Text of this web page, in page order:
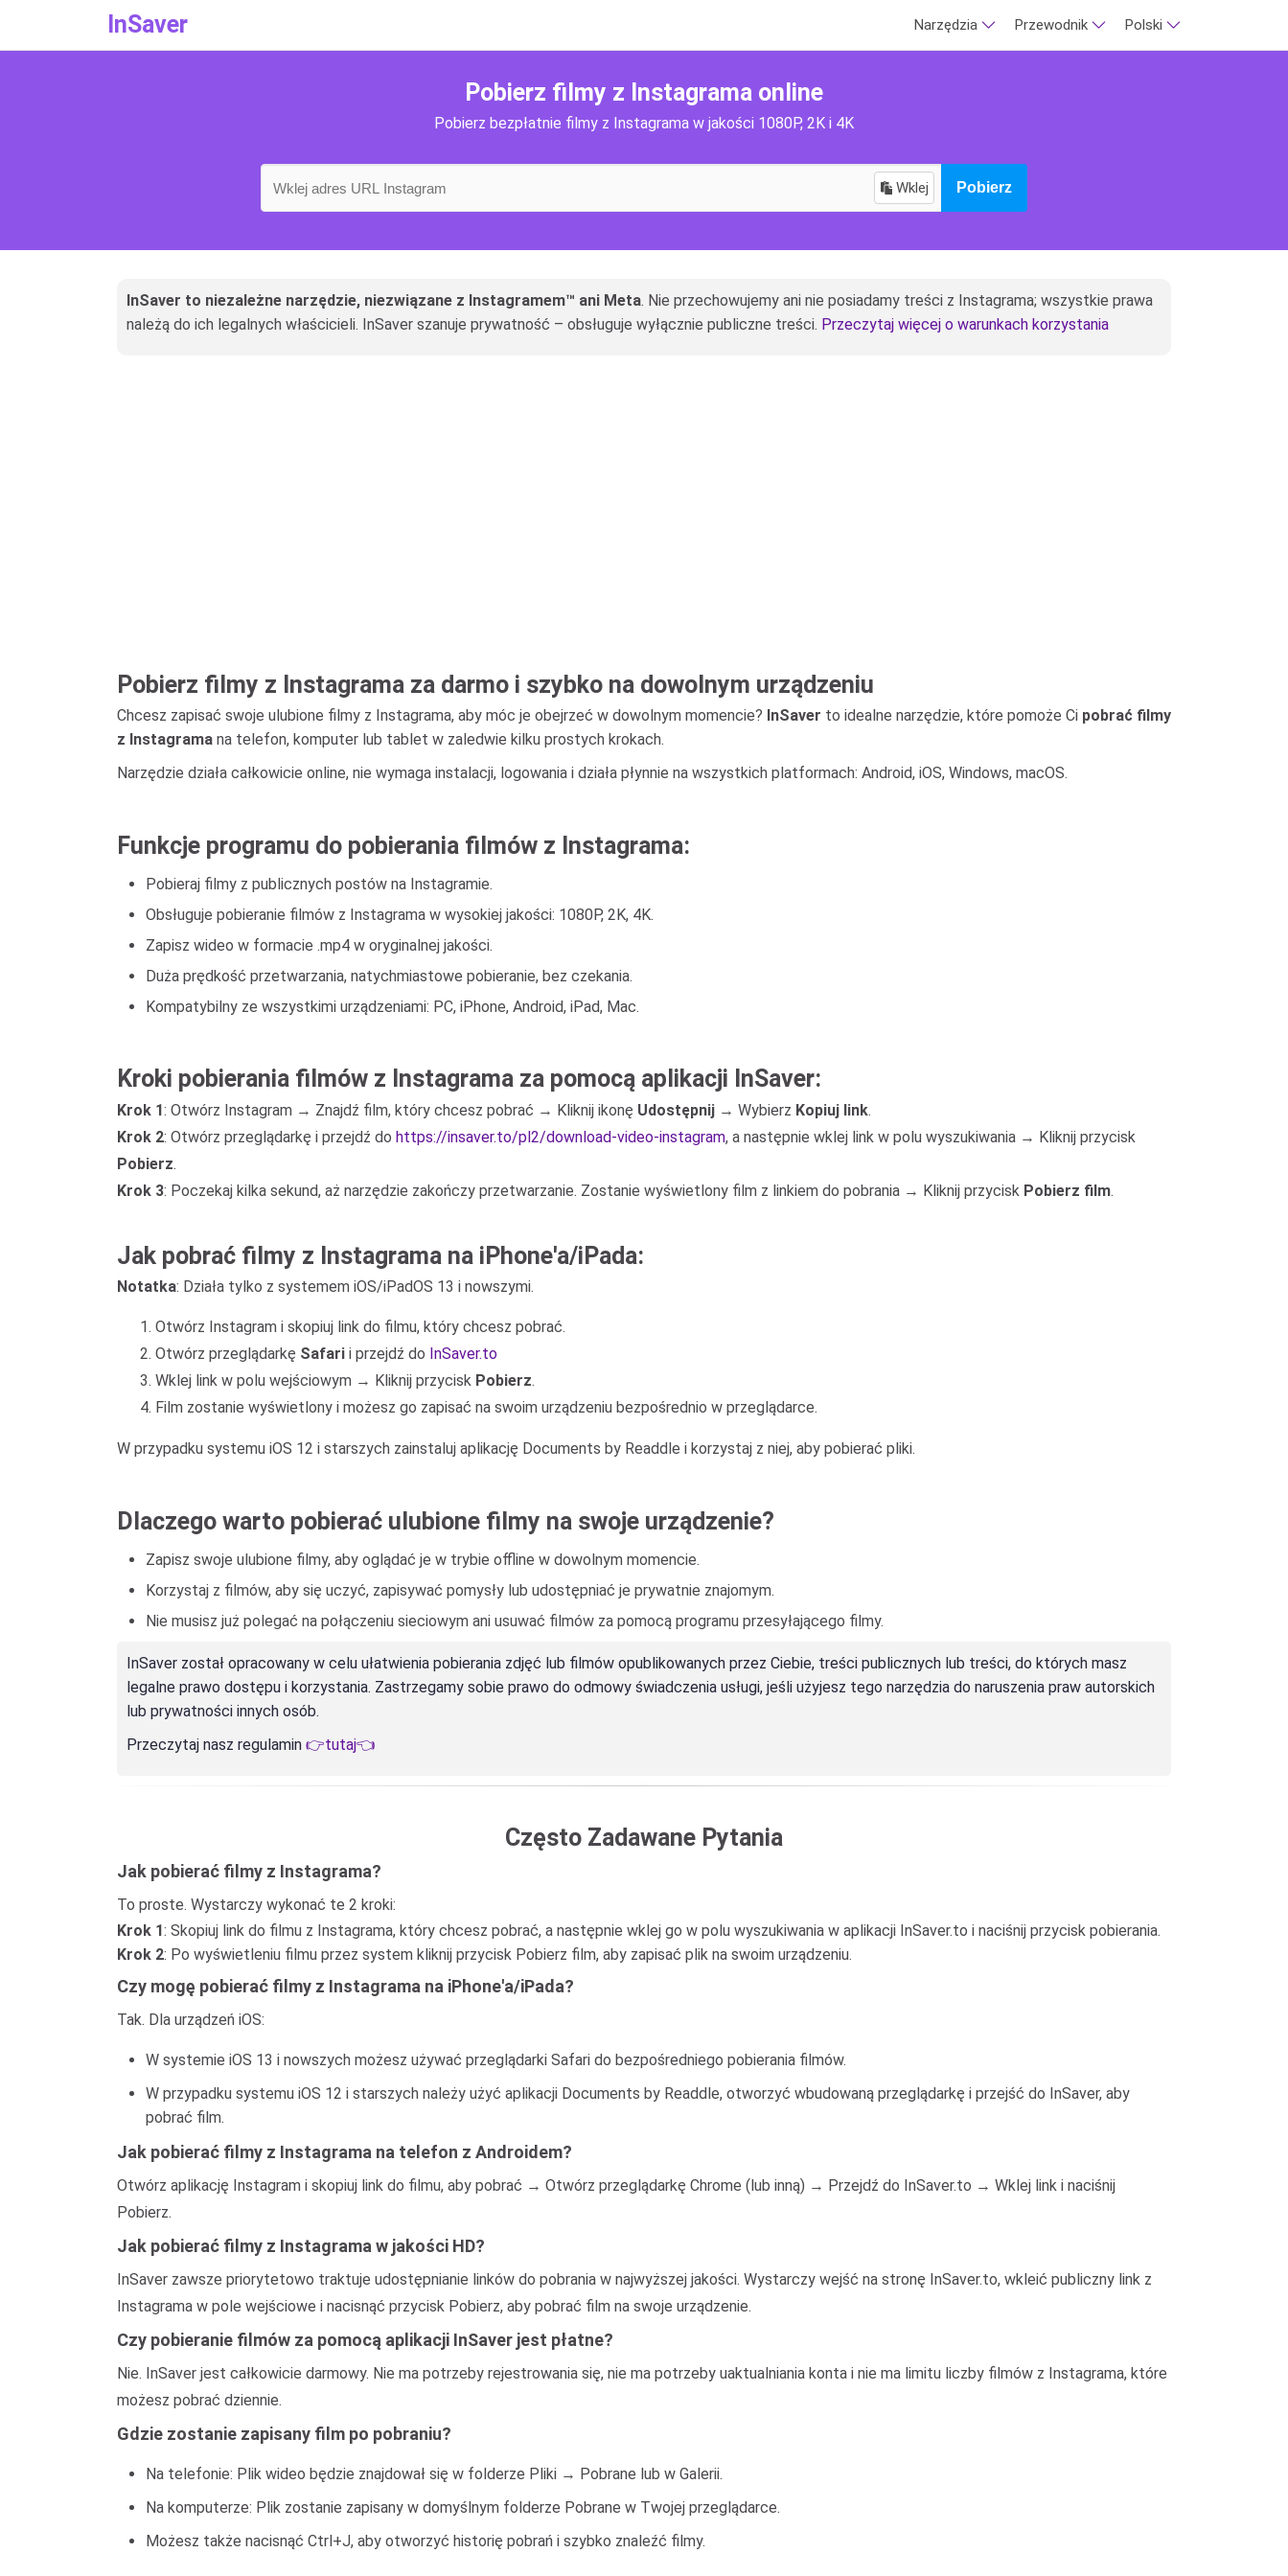
InSaver Narzędzia Przewodnik Polski
Pobierz filmy z Instagrama online
Pobierz bezpłatnie filmy z Instagrama w jakości 1080P, 2K i 4K
Wklej Pobierz
InSaver to niezależne narzędzie, niezwiązane z Instagramem™ ani Meta. Nie przechowujemy ani nie posiadamy treści z Instagrama; wszystkie prawa
należą do ich legalnych właścicieli. InSaver szanuje prywatność – obsługuje wyłącznie publiczne treści. Przeczytaj więcej o warunkach korzystania
Pobierz filmy z Instagrama za darmo i szybko na dowolnym urządzeniu
Chcesz zapisać swoje ulubione filmy z Instagrama, aby móc je obejrzeć w dowolnym momencie? InSaver to idealne narzędzie, które pomoże Ci pobrać filmy
z Instagrama na telefon, komputer lub tablet w zaledwie kilku prostych krokach.
Narzędzie działa całkowicie online, nie wymaga instalacji, logowania i działa płynnie na wszystkich platformach: Android, iOS, Windows, macOS.
Funkcje programu do pobierania filmów z Instagrama:
Pobieraj filmy z publicznych postów na Instagramie.
Obsługuje pobieranie filmów z Instagrama w wysokiej jakości: 1080P, 2K, 4K.
Zapisz wideo w formacie .mp4 w oryginalnej jakości.
Duża prędkość przetwarzania, natychmiastowe pobieranie, bez czekania.
Kompatybilny ze wszystkimi urządzeniami: PC, iPhone, Android, iPad, Mac.
Kroki pobierania filmów z Instagrama za pomocą aplikacji InSaver:
Krok 1: Otwórz Instagram → Znajdź film, który chcesz pobrać → Kliknij ikonę Udostępnij → Wybierz Kopiuj link.
Krok 2: Otwórz przeglądarkę i przejdź do https://insaver.to/pl2/download-video-instagram, a następnie wklej link w polu wyszukiwania → Kliknij przycisk
Pobierz.
Krok 3: Poczekaj kilka sekund, aż narzędzie zakończy przetwarzanie. Zostanie wyświetlony film z linkiem do pobrania → Kliknij przycisk Pobierz film.
Jak pobrać filmy z Instagrama na iPhone'a/iPada:
Notatka: Działa tylko z systemem iOS/iPadOS 13 i nowszymi.
Otwórz Instagram i skopiuj link do filmu, który chcesz pobrać.
Otwórz przeglądarkę Safari i przejdź do InSaver.to
Wklej link w polu wejściowym → Kliknij przycisk Pobierz.
Film zostanie wyświetlony i możesz go zapisać na swoim urządzeniu bezpośrednio w przeglądarce.
W przypadku systemu iOS 12 i starszych zainstaluj aplikację Documents by Readdle i korzystaj z niej, aby pobierać pliki.
Dlaczego warto pobierać ulubione filmy na swoje urządzenie?
Zapisz swoje ulubione filmy, aby oglądać je w trybie offline w dowolnym momencie.
Korzystaj z filmów, aby się uczyć, zapisywać pomysły lub udostępniać je prywatnie znajomym.
Nie musisz już polegać na połączeniu sieciowym ani usuwać filmów za pomocą programu przesyłającego filmy.
InSaver został opracowany w celu ułatwienia pobierania zdjęć lub filmów opublikowanych przez Ciebie, treści publicznych lub treści, do których masz
legalne prawo dostępu i korzystania. Zastrzegamy sobie prawo do odmowy świadczenia usługi, jeśli użyjesz tego narzędzia do naruszenia praw autorskich
lub prywatności innych osób.
Przeczytaj nasz regulamin 👉tutaj👈
Często Zadawane Pytania
Jak pobierać filmy z Instagrama?
To proste. Wystarczy wykonać te 2 kroki:
Krok 1: Skopiuj link do filmu z Instagrama, który chcesz pobrać, a następnie wklej go w polu wyszukiwania w aplikacji InSaver.to i naciśnij przycisk pobierania.
Krok 2: Po wyświetleniu filmu przez system kliknij przycisk Pobierz film, aby zapisać plik na swoim urządzeniu.
Czy mogę pobierać filmy z Instagrama na iPhone'a/iPada?
Tak. Dla urządzeń iOS:
W systemie iOS 13 i nowszych możesz używać przeglądarki Safari do bezpośredniego pobierania filmów.
W przypadku systemu iOS 12 i starszych należy użyć aplikacji Documents by Readdle, otworzyć wbudowaną przeglądarkę i przejść do InSaver, aby
pobrać film.
Jak pobierać filmy z Instagrama na telefon z Androidem?
Otwórz aplikację Instagram i skopiuj link do filmu, aby pobrać → Otwórz przeglądarkę Chrome (lub inną) → Przejdź do InSaver.to → Wklej link i naciśnij
Pobierz.
Jak pobierać filmy z Instagrama w jakości HD?
InSaver zawsze priorytetowo traktuje udostępnianie linków do pobrania w najwyższej jakości. Wystarczy wejść na stronę InSaver.to, wkleić publiczny link z
Instagrama w pole wejściowe i nacisnąć przycisk Pobierz, aby pobrać film na swoje urządzenie.
Czy pobieranie filmów za pomocą aplikacji InSaver jest płatne?
Nie. InSaver jest całkowicie darmowy. Nie ma potrzeby rejestrowania się, nie ma potrzeby uaktualniania konta i nie ma limitu liczby filmów z Instagrama, które
możesz pobrać dziennie.
Gdzie zostanie zapisany film po pobraniu?
Na telefonie: Plik wideo będzie znajdował się w folderze Pliki → Pobrane lub w Galerii.
Na komputerze: Plik zostanie zapisany w domyślnym folderze Pobrane w Twojej przeglądarce.
Możesz także nacisnąć Ctrl+J, aby otworzyć historię pobrań i szybko znaleźć filmy.